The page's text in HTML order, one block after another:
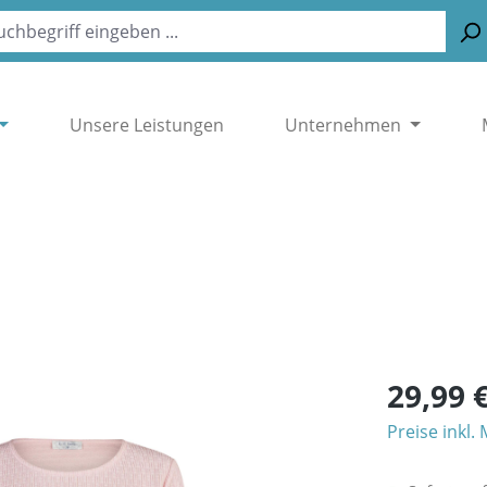
Unsere Leistungen Unternehmen
29,99
Preise inkl.